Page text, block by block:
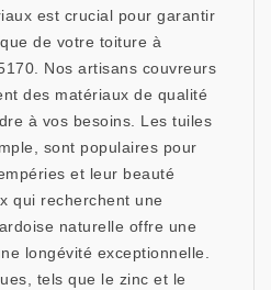
est crucial pour garantir
de votre toiture à
Nos artisans couvreurs
des matériaux de qualité
à vos besoins. Les tuiles
sont populaires pour
et leur beauté
qui recherchent une
naturelle offre une
longévité exceptionnelle.
tels que le zinc et le